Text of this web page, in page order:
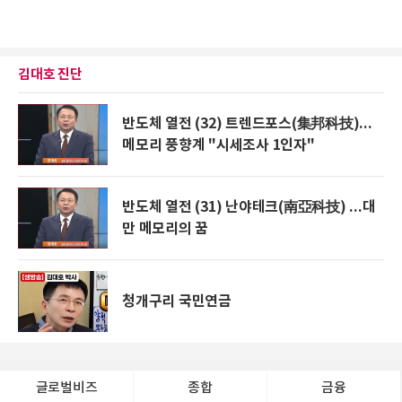
김대호 진단
반도체 열전 (32) 트렌드포스(集邦科技)...
메모리 풍향계 "시세조사 1인자"
반도체 열전 (31) 난야테크(南亞科技) ...대
만 메모리의 꿈
청개구리 국민연금
글로벌비즈 종합 금융